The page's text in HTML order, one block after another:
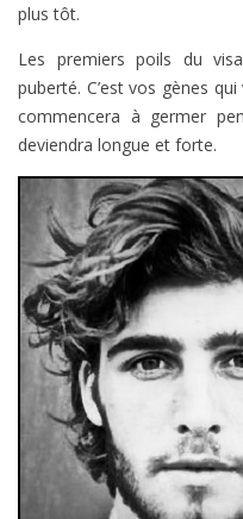
plus tôt.
Les premiers poils du
puberté. C’est vos gènes
commencera à germer
deviendra longue et forte.